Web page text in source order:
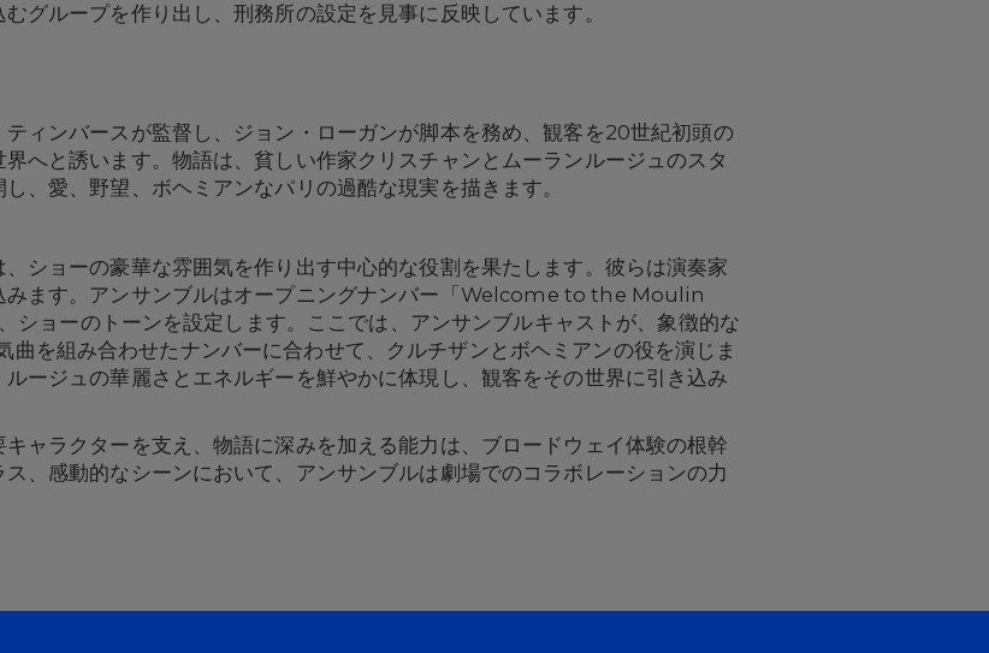
グループを作り出し、刑務所の設定を見事に反映しています。
ティンバースが監督し、ジョン・ローガンが脚本を務め、観客を20世紀初頭の
へと誘います。物語は、貧しい作家クリスチャンとムーランルージュのスタ
、愛、野望、ボヘミアンなパリの過酷な現実を描きます。
、ショーの豪華な雰囲気を作り出す中心的な役割を果たします。彼らは演奏家
みます。アンサンブルはオープニングナンバー「Welcome to the Moulin
ショーのトーンを設定します。ここでは、アンサンブルキャストが、象徴的な
を組み合わせたナンバーに合わせて、クルチザンとボヘミアンの役を演じま
ージュの華麗さとエネルギーを鮮やかに体現し、観客をその世界に引き込み
ャラクターを支え、物語に深みを加える能力は、ブロードウェイ体験の根幹
、感動的なシーンにおいて、アンサンブルは劇場でのコラボレーションの力